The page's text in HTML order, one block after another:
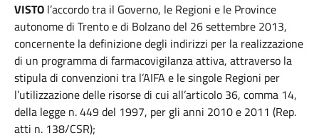
VISTO l’accordo tra il Governo, le Regioni e le Province
autonome di Trento e di Bolzano del 26 settembre 2013,
concernente la definizione degli indirizzi per la realizzazione
di un programma di farmacovigilanza attiva, attraverso la
stipula di convenzioni tra l’AIFA e le singole Regioni per
l’utilizzazione delle risorse di cui all’articolo 36, comma 14,
della legge n. 449 del 1997, per gli anni 2010 e 2011 (Rep.
atti n. 138/CSR);